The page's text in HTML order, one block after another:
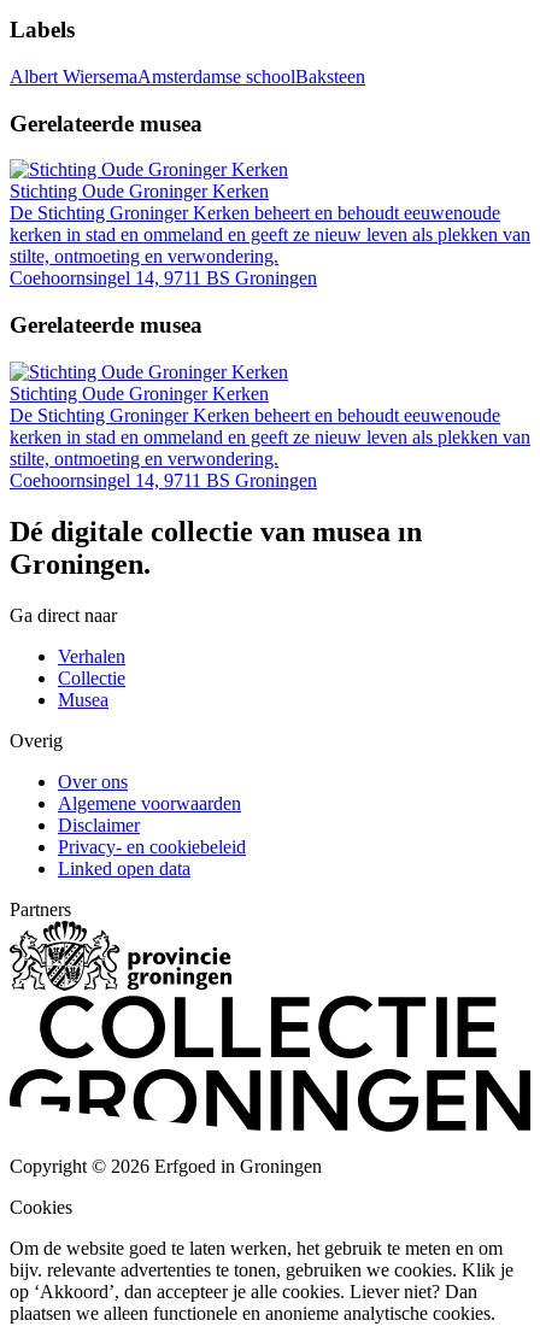
Labels
Albert WiersemaAmsterdamse schoolBaksteen
Gerelateerde musea
Stichting Oude Groninger Kerken
De Stichting Groninger Kerken beheert en behoudt eeuwenoude
kerken in stad en ommeland en geeft ze nieuw leven als plekken van
stilte, ontmoeting en verwondering.
Coehoornsingel 14, 9711 BS Groningen
Gerelateerde musea
Stichting Oude Groninger Kerken
De Stichting Groninger Kerken beheert en behoudt eeuwenoude
kerken in stad en ommeland en geeft ze nieuw leven als plekken van
stilte, ontmoeting en verwondering.
Coehoornsingel 14, 9711 BS Groningen
Dé digitale collectie van musea in
Groningen.
Ga direct naar
Verhalen
Collectie
Musea
Overig
Over ons
Algemene voorwaarden
Disclaimer
Privacy- en cookiebeleid
Linked open data
Partners
Copyright © 2026 Erfgoed in Groningen
Cookies
Om de website goed te laten werken, het gebruik te meten en om
bijv. relevante advertenties te tonen, gebruiken we cookies. Klik je
op ‘Akkoord’, dan accepteer je alle cookies. Liever niet? Dan
plaatsen we alleen functionele en anonieme analytische cookies.